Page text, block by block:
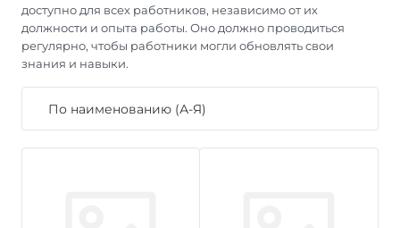
доступно для всех работников, независимо от их
должности и опыта работы. Оно должно проводиться
регулярно, чтобы работники могли обновлять свои
знания и навыки.
По наименованию (А-Я)